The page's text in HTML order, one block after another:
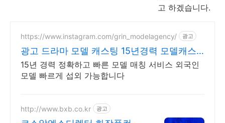
고 하겠습니다.
https://www.instagram.com/grin_modelagency/ 광고
광고 드라마 모델 캐스팅 15년경력 모델캐스
팅
15년 경력 정확하고 빠른 모델 매칭 서비스 외국인
모델 빠르게 섭외 가능합니다
http://www.bxb.co.kr 광고